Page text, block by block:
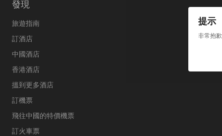
提示
非常抱
發現
旅遊指南
訂酒店
中國酒店
香港酒店
搵到更多酒店
訂機票
飛往中國的特價機票
訂火車票